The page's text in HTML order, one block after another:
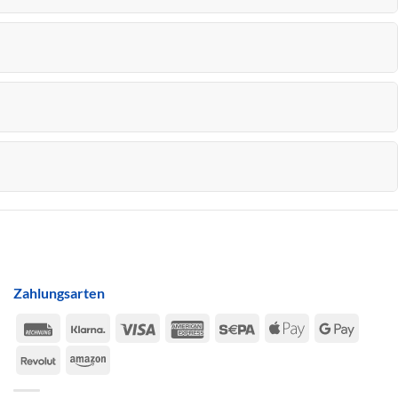
Zahlungsarten
Rechung
Klarna Visa
American Sepa
Apple
Google
RevolutAmazon